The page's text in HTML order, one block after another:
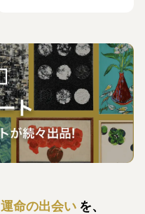
運命の出会い を、